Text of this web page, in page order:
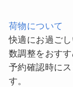
荷物について
快適にお過ご
数調整をおすす
予約確認時に
す。